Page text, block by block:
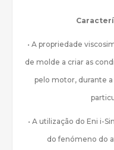
• A propriedade
de molde a criar as
pelo motor, durante
• A utilização do Eni i-
do fenómeno do